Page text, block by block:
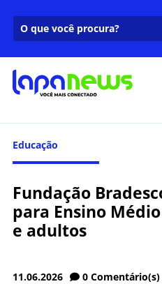
Educação
Fundação
para Ensino
e adultos
11.06.2026 0 Comentário(s)